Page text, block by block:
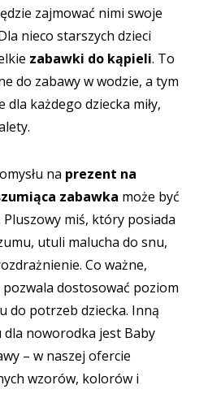
zajmować nimi swoje
nieco starszych dzieci
zabawki do kąpieli. To
do zabawy w wodzie, a tym
dla każdego dziecka miły,
na prezent na
zabawka może być
Pluszowy miś, który posiada
utuli malucha do snu,
Co ważne,
dostosować poziom
do potrzeb dziecka. Inną
noworodka jest Baby
– w naszej ofercie
wzorów, kolorów i